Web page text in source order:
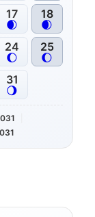
17
🌒
18
🌒
24
🌔
25
🌔
31
🌖